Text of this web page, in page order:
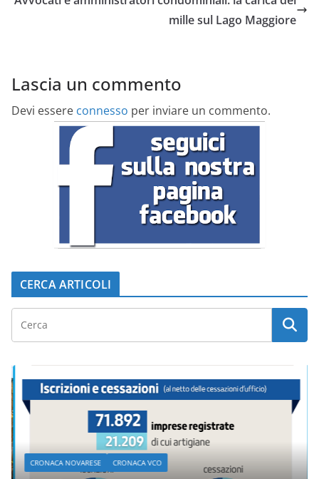
mille sul Lago Maggiore
Lascia un commento
Devi essere connesso per inviare un commento.
CERCA ARTICOLI
CRONACA NOVARESE CRONACA VCO